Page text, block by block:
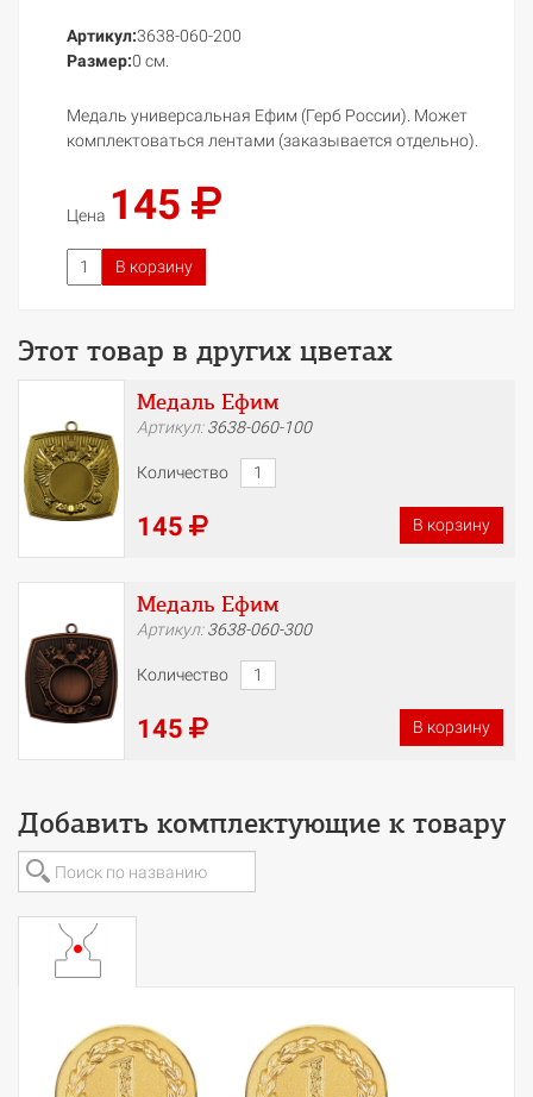
Артикул:3638-060-200
Размер:0 см.
Медаль универсальная Ефим (Герб России). Может
комплектоваться лентами (заказывается отдельно).
Цена 145
В корзину
Этот товар в других цветах
Медаль Ефим
Артикул:3638-060-100
Количество
145 В корзину
Медаль Ефим
Артикул:3638-060-300
Количество
145 В корзину
Добавить комплектующие к товару